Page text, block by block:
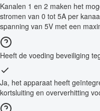
Kanalen 1 en 2 maken het
stromen van 0 tot 5A per
spanning van 5V met een
Heeft de voeding beveiliging
Ja, het apparaat heeft
kortsluiting en oververhitting